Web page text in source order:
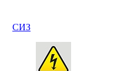
СИЗ